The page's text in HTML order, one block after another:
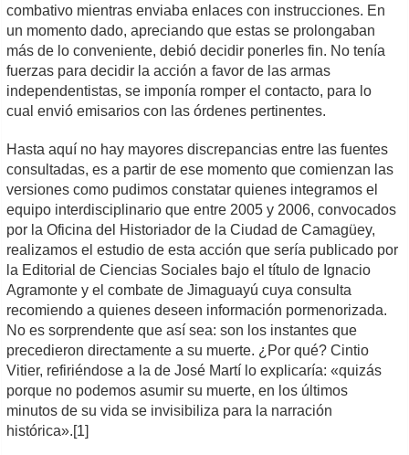
combativo mientras enviaba enlaces con instrucciones. En
un momento dado, apreciando que estas se prolongaban
más de lo conveniente, debió decidir ponerles fin. No tenía
fuerzas para decidir la acción a favor de las armas
independentistas, se imponía romper el contacto, para lo
cual envió emisarios con las órdenes pertinentes.
Hasta aquí no hay mayores discrepancias entre las fuentes
consultadas, es a partir de ese momento que comienzan las
versiones como pudimos constatar quienes integramos el
equipo interdisciplinario que entre 2005 y 2006, convocados
por la Oficina del Historiador de la Ciudad de Camagüey,
realizamos el estudio de esta acción que sería publicado por
la Editorial de Ciencias Sociales bajo el título de Ignacio
Agramonte y el combate de Jimaguayú cuya consulta
recomiendo a quienes deseen información pormenorizada.
No es sorprendente que así sea: son los instantes que
precedieron directamente a su muerte. ¿Por qué? Cintio
Vitier, refiriéndose a la de José Martí lo explicaría: «quizás
porque no podemos asumir su muerte, en los últimos
minutos de su vida se invisibiliza para la narración
histórica».[1]